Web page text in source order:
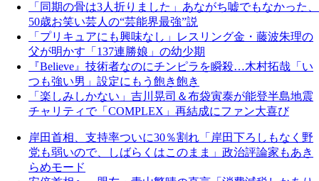
「同期の骨は3人折りました」あながち嘘でもなかった、
50歳お笑い芸人の“芸能界最強”説
「プリキュアにも興味なし」レスリング金・藤波朱理の
父が明かす「137連勝娘」の幼少期
『Believe』技術者なのにチンピラを瞬殺…木村拓哉「い
つも強い男」設定にもう飽き飽き
「楽しみしかない」吉川晃司＆布袋寅泰が能登半島地震
チャリティで「COMPLEX」再結成にファン大喜び
岸田首相、支持率ついに30％割れ「岸田下ろしもなく野
党も弱いので、しばらくはこのまま」政治評論家もあき
らめモード